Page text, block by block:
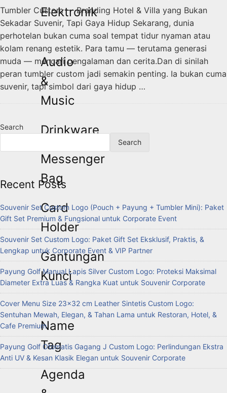
Elektronik
Audio
&
Music
Drinkware
Messenger
Bag
Card
Holder
Gantungan
Kunci
Name
Tag
Agenda
Tumbler Custom — Branding Hotel & Villa yang Bukan
Sekadar Suvenir, Tapi Gaya Hidup Sekarang, dunia
perhotelan bukan cuma soal tempat tidur nyaman atau
kolam renang estetik. Para tamu — terutama generasi
muda — mencari pengalaman dan cerita.Dan di sinilah
peran tumbler custom jadi semakin penting. Ia bukan cuma
suvenir, tapi simbol dari gaya hidup …
Search
Search
Recent Posts
Souvenir Set Custom Logo (Pouch + Payung + Tumbler Mini): Paket
Gift Set Premium & Fungsional untuk Corporate Event
Souvenir Set Custom Logo: Paket Gift Set Eksklusif, Praktis, &
Lengkap untuk Corporate Event & VIP Partner
Payung Golf Manual Lapis Silver Custom Logo: Proteksi Maksimal
Diameter Extra Luas & Rangka Kuat untuk Souvenir Corporate
Cover Menu Size 23×32 cm Leather Sintetis Custom Logo:
Sentuhan Mewah, Elegan, & Tahan Lama untuk Restoran, Hotel, &
Cafe Premium
Payung Golf Otomatis Gagang J Custom Logo: Perlindungan Ekstra
Anti UV & Kesan Klasik Elegan untuk Souvenir Corporate